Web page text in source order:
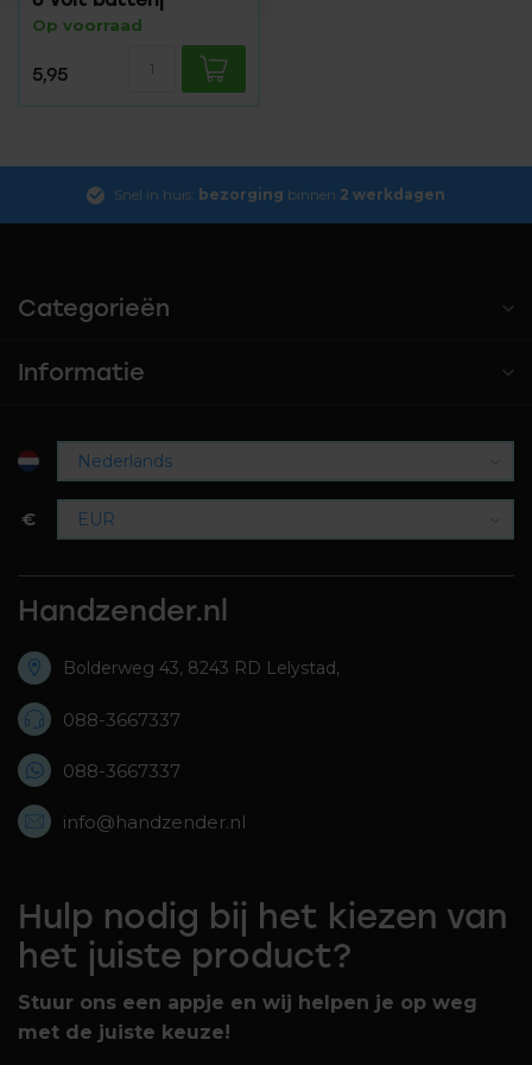
Op voorraad
5,95
Snel in huis: bezorging binnen 2 werkdagen
Categorieën
Informatie
€
Handzender.nl
Bolderweg 43, 8243 RD Lelystad,
088-3667337
088-3667337
info@handzender.nl
Hulp nodig bij het kiezen van
het juiste product?
Stuur ons een appje en wij helpen je op weg
met de juiste keuze!